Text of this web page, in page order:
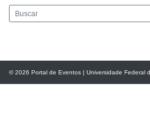
© 2026 Portal de Eventos | Universidade Federal